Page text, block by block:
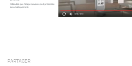
PARTAGER